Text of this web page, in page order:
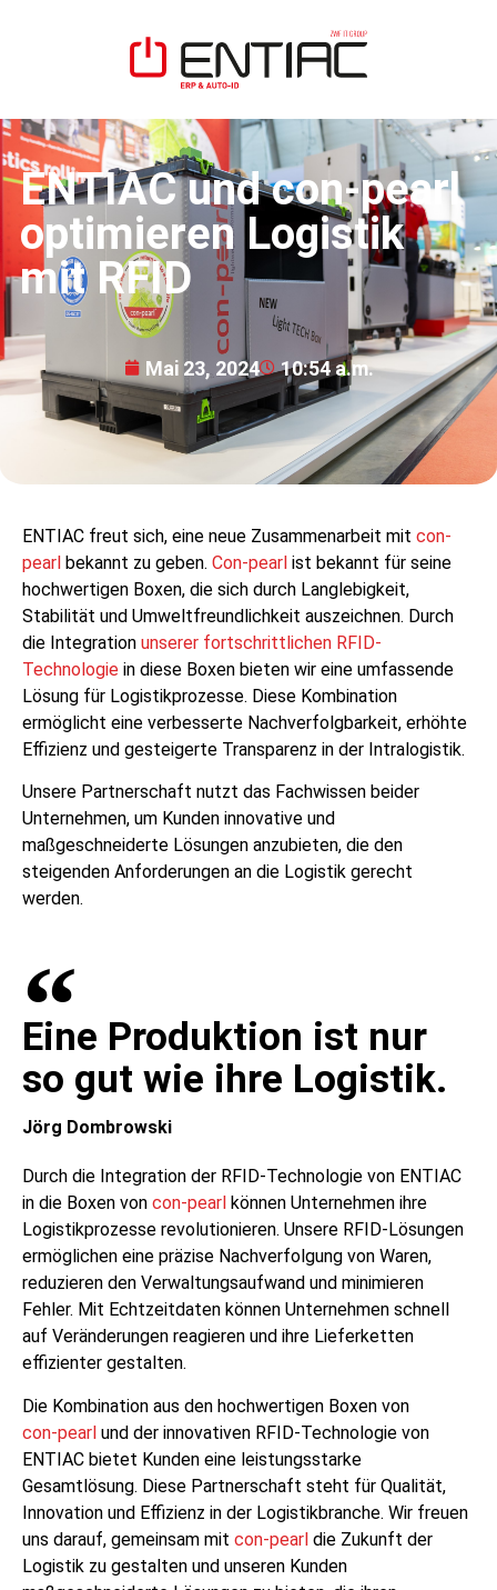
ENTIAC und con-pearl
optimieren Logistik
mit RFID
Mai 23, 2024 10:54 a.m.
ENTIAC freut sich, eine neue Zusammenarbeit mit con-
pearl bekannt zu geben. Con-pearl ist bekannt für seine
hochwertigen Boxen, die sich durch Langlebigkeit,
Stabilität und Umweltfreundlichkeit auszeichnen. Durch
die Integration unserer fortschrittlichen RFID-
Technologie in diese Boxen bieten wir eine umfassende
Lösung für Logistikprozesse. Diese Kombination
ermöglicht eine verbesserte Nachverfolgbarkeit, erhöhte
Effizienz und gesteigerte Transparenz in der Intralogistik.
Unsere Partnerschaft nutzt das Fachwissen beider
Unternehmen, um Kunden innovative und
maßgeschneiderte Lösungen anzubieten, die den
steigenden Anforderungen an die Logistik gerecht
werden.
Eine Produktion ist nur
so gut wie ihre Logistik.
Jörg Dombrowski
Durch die Integration der RFID-Technologie von ENTIAC
in die Boxen von con-pearl können Unternehmen ihre
Logistikprozesse revolutionieren. Unsere RFID-Lösungen
ermöglichen eine präzise Nachverfolgung von Waren,
reduzieren den Verwaltungsaufwand und minimieren
Fehler. Mit Echtzeitdaten können Unternehmen schnell
auf Veränderungen reagieren und ihre Lieferketten
effizienter gestalten.
Die Kombination aus den hochwertigen Boxen von
con-pearl und der innovativen RFID-Technologie von
ENTIAC bietet Kunden eine leistungsstarke
Gesamtlösung. Diese Partnerschaft steht für Qualität,
Innovation und Effizienz in der Logistikbranche. Wir freuen
uns darauf, gemeinsam mit con-pearl die Zukunft der
Logistik zu gestalten und unseren Kunden